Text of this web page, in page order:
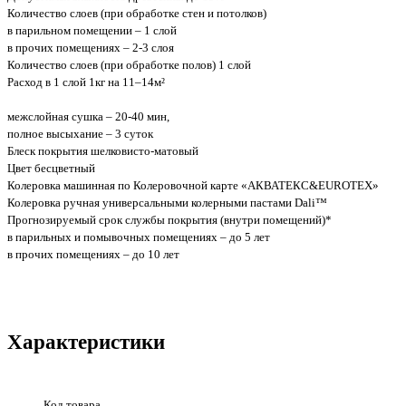
Количество слоев (при обработке стен и потолков)
в парильном помещении – 1 слой
в прочих помещениях – 2-3 слоя
Количество слоев (при обработке полов) 1 слой
Расход в 1 слой 1кг на 11–14м²
межслойная сушка – 20-40 мин,
полное высыхание – 3 суток
Блеск покрытия шелковисто-матовый
Цвет бесцветный
Колеровка машинная по Колеровочной карте «AКВАТЕКС&EUROTEX»
Колеровка ручная универсальными колерными пастами Dali™
Прогнозируемый срок службы покрытия (внутри помещений)*
в парильных и помывочных помещениях – до 5 лет
в прочих помещениях – до 10 лет
Характеристики